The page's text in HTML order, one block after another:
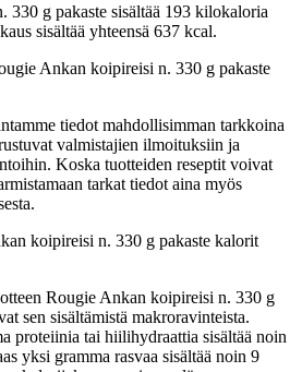
330 g pakaste sisältää 193 kilokaloria
sisältää yhteensä 637 kcal.
Ankan koipireisi n. 330 g pakaste
tiedot mahdollisimman tarkkoina
valmistajien ilmoituksiin ja
Koska tuotteiden reseptit voivat
tarkat tiedot aina myös
koipireisi n. 330 g pakaste kalorit
Rougie Ankan koipireisi n. 330 g
sen sisältämistä makroravinteista.
proteiinia tai hiilihydraattia sisältää noin
yksi gramma rasvaa sisältää noin 9